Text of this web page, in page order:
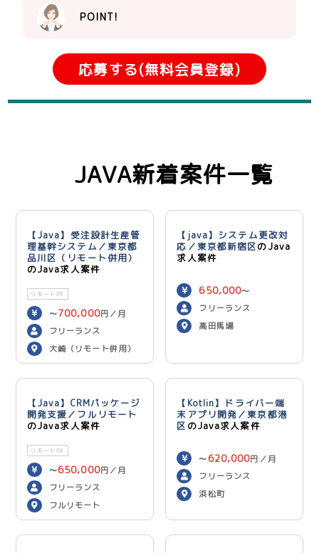
POINT!
応募する(無料会員登録)
JAVA新着案件一覧
【Java】受注設計生産管
理基幹システム／東京都
品川区（リモート併用）
のJava求人案件
リモートOK
〜700,000円／月
フリーランス
大崎（リモート併用）
【java】システム更改対
応／東京都新宿区のJava
求人案件
650,000〜
750,000 円／月
フリーランス
高田馬場
【Java】CRMパッケージ
開発支援／フルリモート
のJava求人案件
リモートOK
〜650,000円／月
フリーランス
フルリモート
【Kotlin】ドライバー端
末アプリ開発／東京都港
区 のJava求人案件
〜 620,000円／月
フリーランス
浜松町